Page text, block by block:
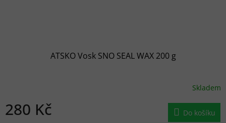
ATSKO Vosk SNO SEAL WAX 200 g
Skladem
280 Kč Do košíku